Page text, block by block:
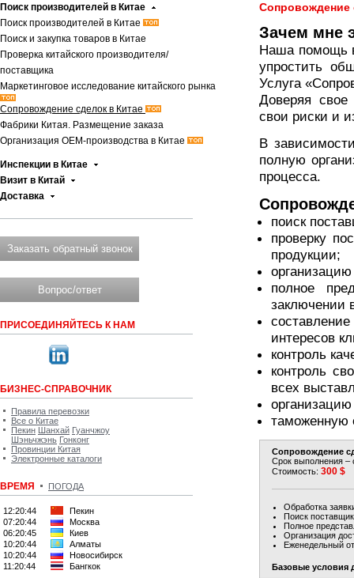
Поиск производителей в Китае
Поиск производителей в Китае
Поиск и закупка товаров в Китае
Проверка китайского производителя/
поставщика
Маркетинговое исследование китайского рынка
Сопровождение сделок в Китае
Фабрики Китая. Размещение заказа
Организация OEM-производства в Китае
Инспекции в Китае
Визит в Китай
Доставка
Заказать обратный звонок
Вопрос/ответ
ПРИСОЕДИНЯЙТЕСЬ К НАМ
БИЗНЕС-СПРАВОЧНИК
Правила перевозки
Все о Китае
Пекин Шанхай Гуанчжоу
Шэньчжэнь Гонконг
Провинции Китая
Электронные каталоги
ВРЕМЯ ПОГОДА
12:20:44
Пекин
07:20:44
Москва
06:20:45
Киев
10:20:44
Алматы
10:20:44
Новосибирск
11:20:44
Бангкок
Сопровождение
Зачем мне
Наша помощь
упростить
Услуга
Доверяя
свои риски и
В
полную
процесса.
поиск
проверку
продукции;
полное
заключении
интересов
контроль
контроль
всех
таможенную
Сопровождение
Срок выполнения –
Стоимость: 300 $
Обработка
Поиск
Полное
Организация
Еженедельный
Базовые условия